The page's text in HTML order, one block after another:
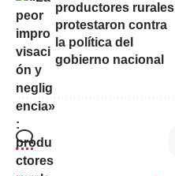
productores rurales
protestaron contra
la política del
gobierno nacional